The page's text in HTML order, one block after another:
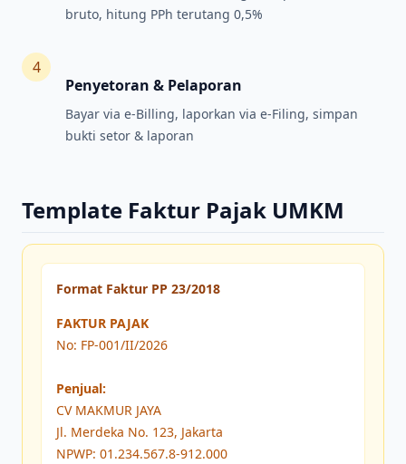
bruto, hitung PPh terutang 0,5%
4
Penyetoran & Pelaporan
Bayar via e-Billing, laporkan via e-Filing, simpan
bukti setor & laporan
Template Faktur Pajak UMKM
Format Faktur PP 23/2018
FAKTUR PAJAK
No: FP-001/II/2026
Penjual:
CV MAKMUR JAYA
Jl. Merdeka No. 123, Jakarta
NPWP: 01.234.567.8-912.000